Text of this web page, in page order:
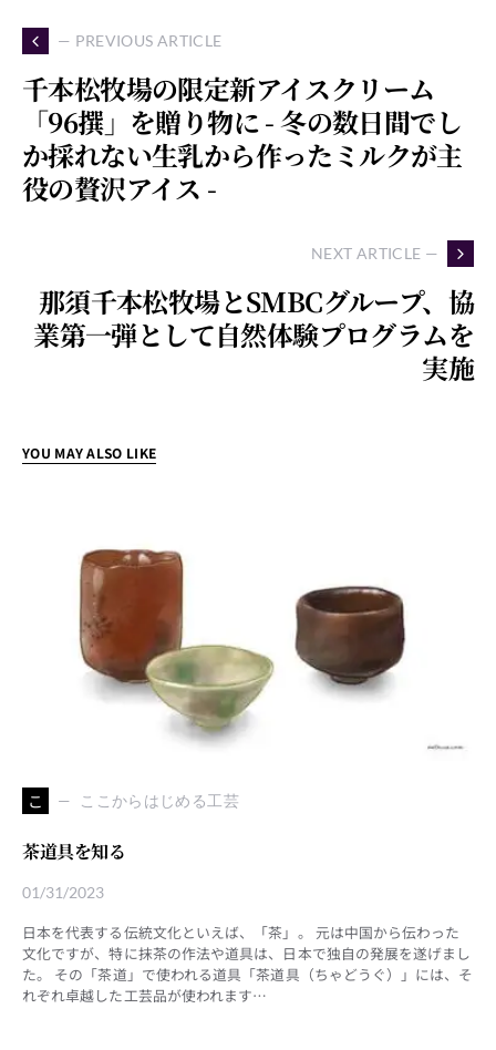
— PREVIOUS ARTICLE
千本松牧場の限定新アイスクリーム
「96撰」を贈り物に - 冬の数日間でし
か採れない生乳から作ったミルクが主
役の贅沢アイス -
NEXT ARTICLE —
那須千本松牧場とSMBCグループ、協
業第一弾として自然体験プログラムを
実施
YOU MAY ALSO LIKE
こ ここからはじめる工芸
茶道具を知る
01/31/2023
日本を代表する伝統文化といえば、「茶」。 元は中国から伝わった
文化ですが、特に抹茶の作法や道具は、日本で独自の発展を遂げまし
た。 その「茶道」で使われる道具「茶道具（ちゃどうぐ）」には、そ
れぞれ卓越した工芸品が使われます…